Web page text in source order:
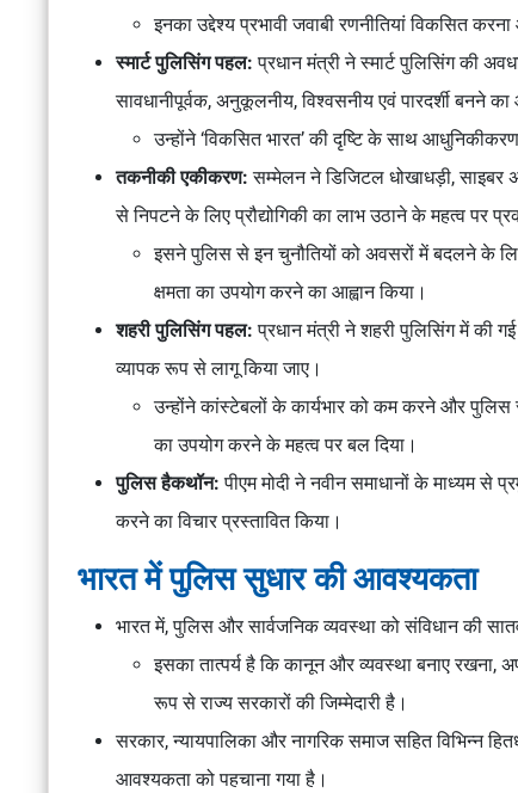
इनका उद्देश्य प्रभावी जवाबी रणनीतियां विकसित
स्मार्ट पुलिसिंग पहल: प्रधान मंत्री ने स्मार्ट पुलिसिंग की
सावधानीपूर्वक, अनुकूलनीय, विश्वसनीय एवं पारदर्शी बनने
उन्होंने ‘विकसित भारत’ की दृष्टि के साथ
तकनीकी एकीकरण:सम्मेलन ने डिजिटल धोखाधड़ी, साइबर
से निपटने के लिए प्रौद्योगिकी का लाभ उठाने के महत्व पर
इसने पुलिस से इन चुनौतियों को अवसरों में बदलने के
क्षमता का उपयोग करने का आह्वान किया।
शहरी पुलिसिंग पहल:प्रधान मंत्री ने शहरी पुलिसिंग में की
व्यापक रूप से लागू किया जाए।
उन्होंने कांस्टेबलों के कार्यभार को कम करने और पुलिस
का उपयोग करने के महत्व पर बल दिया।
पुलिस हैकथॉन:पीएम मोदी ने नवीन समाधानों के माध्यम
करने का विचार प्रस्तावित किया।
भारत में पुलिस सुधार की आवश्यकता
भारत में, पुलिस और सार्वजनिक व्यवस्था को संविधान की
इसका तात्पर्य है कि कानून और व्यवस्था बनाए रखना,
रूप से राज्य सरकारों की जिम्मेदारी है।
सरकार, न्यायपालिका और नागरिक समाज सहित विभिन्न
आवश्यकता को पहचाना गया है।